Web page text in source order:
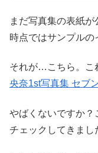
まだ写真集の表紙
時点ではサンプルの
それが…こちら。こ
央奈1st写真集 セブ
やばくないですか？
チェックしてきまし